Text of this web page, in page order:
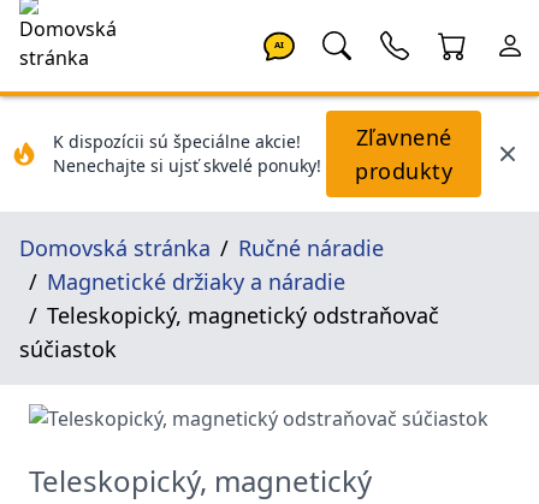
AI
K dispozícii sú špeciálne akcie!
Nenechajte si ujsť skvelé ponuky!
Zľavnené
produkty
Domovská stránka
Ručné náradie
Magnetické držiaky a náradie
Teleskopický, magnetický odstraňovač
súčiastok
Teleskopický, magnetický